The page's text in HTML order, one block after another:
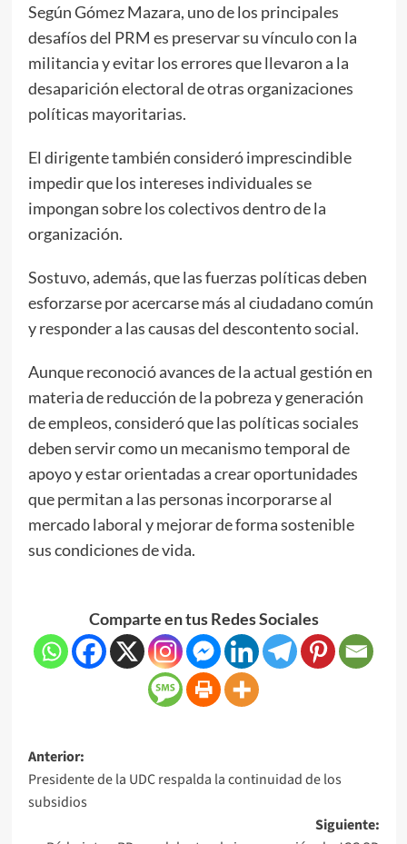
Según Gómez Mazara, uno de los principales
desafíos del PRM es preservar su vínculo con la
militancia y evitar los errores que llevaron a la
desaparición electoral de otras organizaciones
políticas mayoritarias.
El dirigente también consideró imprescindible
impedir que los intereses individuales se
impongan sobre los colectivos dentro de la
organización.
Sostuvo, además, que las fuerzas políticas deben
esforzarse por acercarse más al ciudadano común
y responder a las causas del descontento social.
Aunque reconoció avances de la actual gestión en
materia de reducción de la pobreza y generación
de empleos, consideró que las políticas sociales
deben servir como un mecanismo temporal de
apoyo y estar orientadas a crear oportunidades
que permitan a las personas incorporarse al
mercado laboral y mejorar de forma sostenible
sus condiciones de vida.
Comparte en tus Redes Sociales
Anterior:
Presidente de la UDC respalda la continuidad de los
subsidios
Siguiente: